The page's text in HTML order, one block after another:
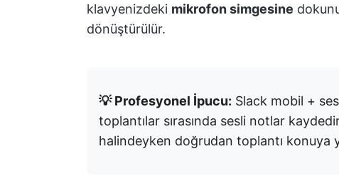
klavyenizdeki mikrofon simgesine
dönüştürülür.
💡 Profesyonel İpucu: Slack mobil +
toplantılar sırasında sesli notlar
halindeyken doğrudan toplantı konuya